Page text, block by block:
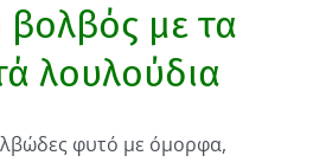
με τα
λουλούδια
φυτό με όμορφα,